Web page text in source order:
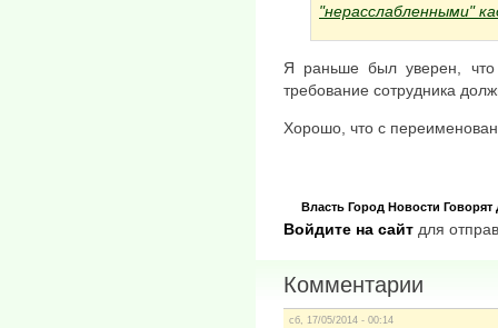
"нерасслабленными"
Я раньше был уверен,
требование сотрудника
Хорошо, что с
Власть Город Новости Говорят
Войдите на сайт для
Комментарии
сб, 17/05/2014 - 00:14